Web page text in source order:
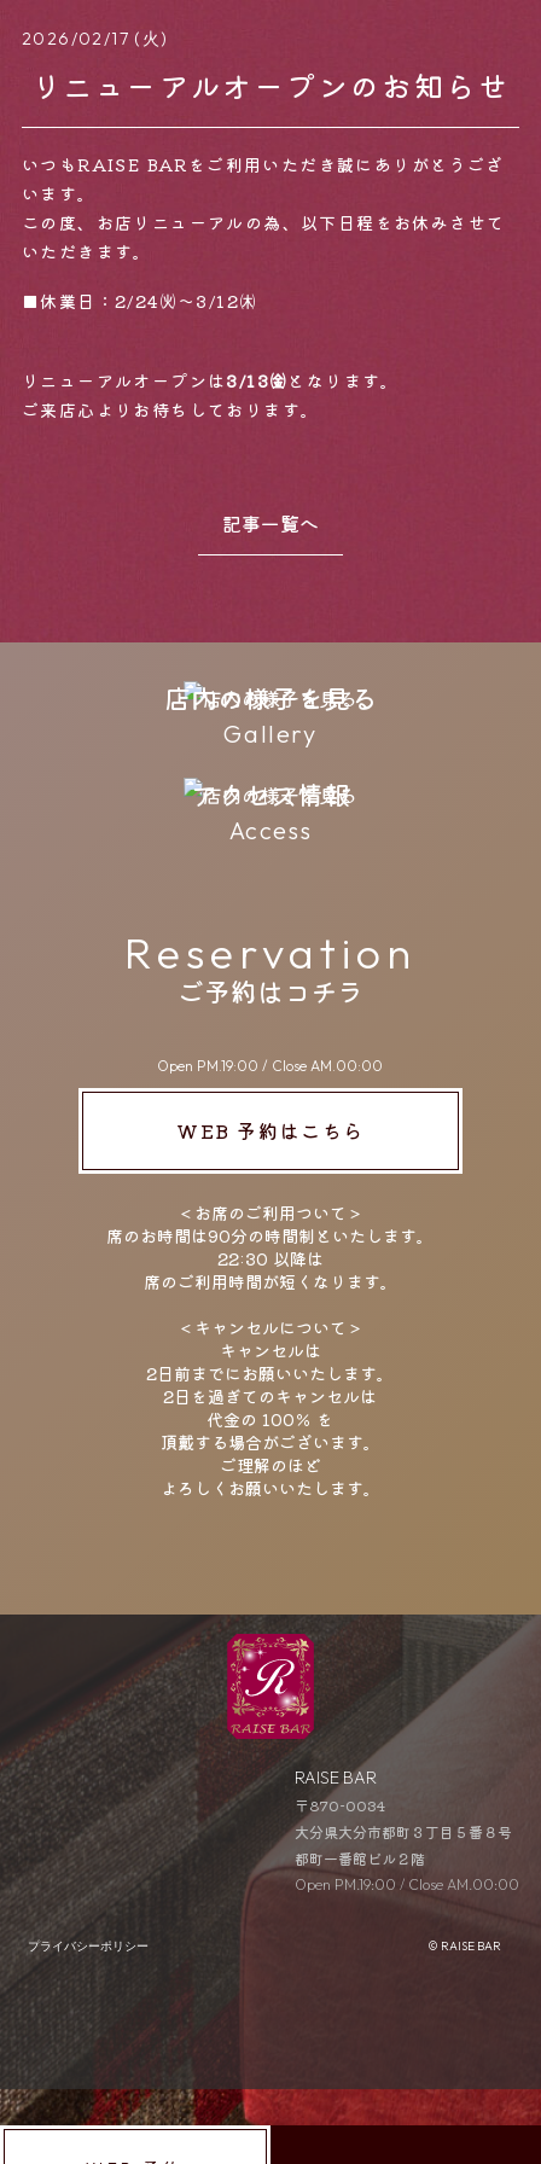
Home News
JA EN KR CN
Reservation
ご予約はコチラ
＜お席のご利用ついて＞
席のご利用時間が短くなります。
キャンセルは
2日を過ぎてのキャンセルは
代金の 100％ を
頂戴する場合がございます。
ご理解のほど
よろしくお願いいたします。
2026/02/17 (火)
リニューアルオープンのお知らせ
いつもRAISE BARをご利用いただき誠にありがとうござ
います。
この度、お店リニューアルの為、以下日程をお休みさせて
いただきます。
■休業日：2/24㈫〜3/12㈭
リニューアルオープンは3/13㈮ となります。
ご来店心よりお待ちしております。
記事一覧へ
店内の様子を見る
Gallery
アクセス情報
Access
Reservation
ご予約はコチラ
Open PM.19:00 / Close AM.00:00
WEB 予約はこちら
＜お席のご利用ついて＞
席のお時間は90分の時間制といたします。
22:30 以降は
席のご利用時間が短くなります。
＜キャンセルについて＞
キャンセルは
2日前までにお願いいたします。
2日を過ぎてのキャンセルは
代金の 100％ を
頂戴する場合がございます。
ご理解のほど
よろしくお願いいたします。
RAISE BAR
〒870-0034
大分県大分市都町３丁目５番８号
都町一番館ビル２階
Open PM.19:00 / Close AM.00:00
プライバシーポリシー © RAISE BAR